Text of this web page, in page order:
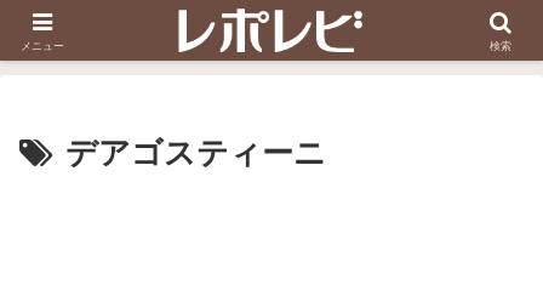
スヌーピー刺しゅう ダイソー知恵の輪
デアゴスティーニ
メニュー 検索